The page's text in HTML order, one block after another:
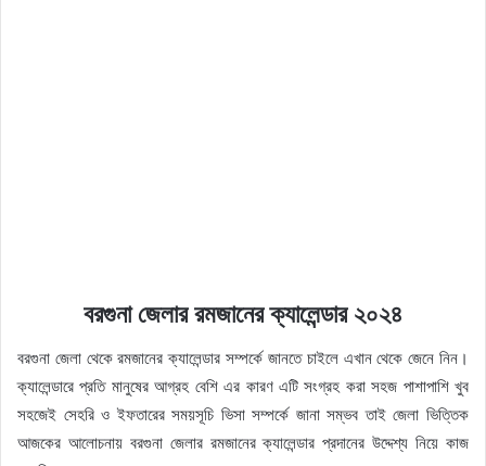
বরগুনা জেলার রমজানের ক্যালেন্ডার ২০২৪
বরগুনা জেলা থেকে রমজানের ক্যালেন্ডার সম্পর্কে জানতে চাইলে এখান থেকে জেনে নিন।
ক্যালেন্ডারে প্রতি মানুষের আগ্রহ বেশি এর কারণ এটি সংগ্রহ করা সহজ পাশাপাশি খুব
সহজেই সেহরি ও ইফতারের সময়সূচি ভিসা সম্পর্কে জানা সম্ভব তাই জেলা ভিত্তিক
আজকের আলোচনায় বরগুনা জেলার রমজানের ক্যালেন্ডার প্রদানের উদ্দেশ্য নিয়ে কাজ